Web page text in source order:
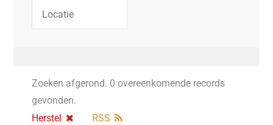
Zoeken afgerond. 0 overeenkomende records
gevonden.
Herstel
RSS